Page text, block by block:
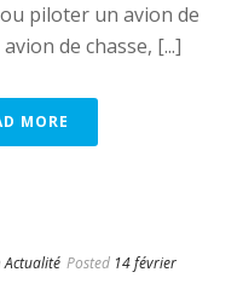
piloter un avion de
de chasse, [...]
MORE
Actualité Posted 14 février